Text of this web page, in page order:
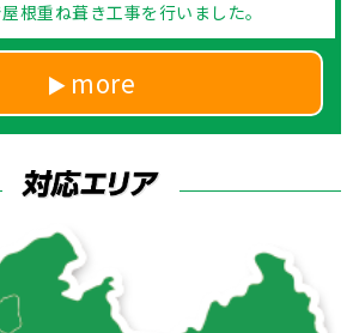
根重ね葺き工事を行いました。
more